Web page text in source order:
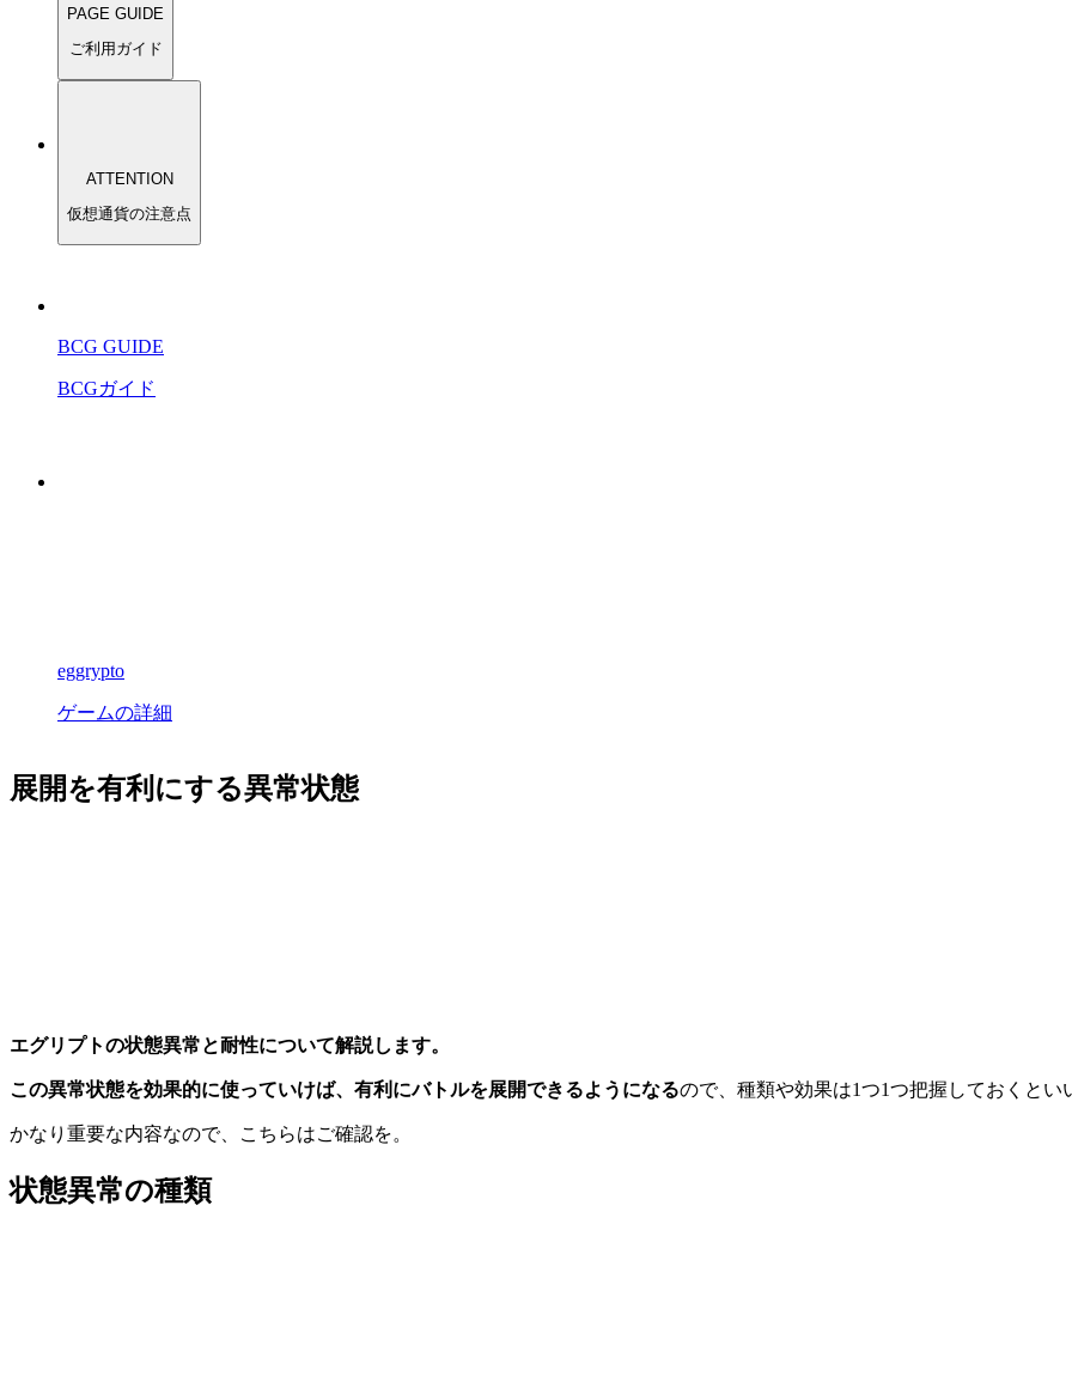
PAGE GUIDE
ご利用ガイド
ATTENTION
仮想通貨の注意点
BCG GUIDE
BCGガイド
eggrypto
ゲームの詳細
展開を有利にする異常状態
エグリプトの状態異常と耐性について解説します。
この異常状態を効果的に使っていけば、有利にバトルを展開できるようになるので、種類や効果は1つ1つ把握しておくとい
かなり重要な内容なので、こちらはご確認を。
状態異常の種類